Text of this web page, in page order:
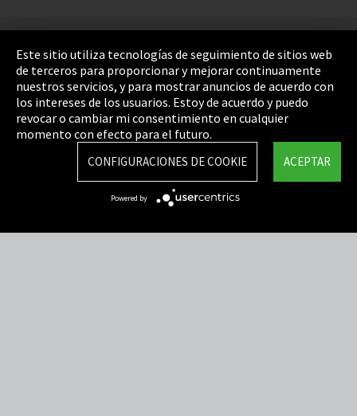
Pie de imprenta
Política de privacidad
Cookie Settings
Términos y Condiciones
Mapa del sitio
Integrity Line
Este sitio utiliza tecnologías de seguimiento de sitios web
de terceros para proporcionar y mejorar continuamente
nuestros servicios, y para mostrar anuncios de acuerdo con
los intereses de los usuarios. Estoy de acuerdo y puedo
revocar o cambiar mi consentimiento en cualquier
momento con efecto para el futuro.
ACEPTAR
CONFIGURACIONES DE COOKIE
Powered by